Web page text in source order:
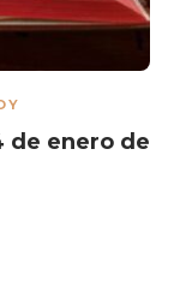
de enero de